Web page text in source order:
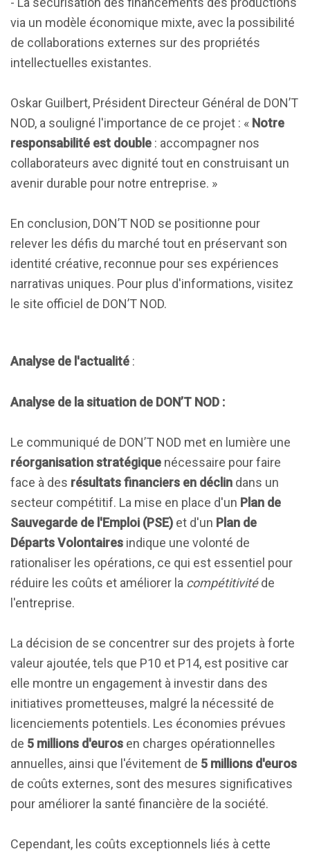
via un modèle économique mixte, avec la possibilité
de collaborations externes sur des propriétés
intellectuelles existantes.
Oskar Guilbert, Président Directeur Général de DON’T
NOD, a souligné l'importance de ce projet : « Notre
responsabilité est double : accompagner nos
collaborateurs avec dignité tout en construisant un
avenir durable pour notre entreprise. »
En conclusion, DON’T NOD se positionne pour
relever les défis du marché tout en préservant son
identité créative, reconnue pour ses expériences
narrativas uniques. Pour plus d'informations, visitez
le site officiel de DON’T NOD.
Analyse de l'actualité :
Analyse de la situation de DON’T NOD :
Le communiqué de DON’T NOD met en lumière une
réorganisation stratégique nécessaire pour faire
face à des résultats financiers en déclin dans un
secteur compétitif. La mise en place d'un Plan de
Sauvegarde de l'Emploi (PSE) et d'un Plan de
Départs Volontaires indique une volonté de
rationaliser les opérations, ce qui est essentiel pour
réduire les coûts et améliorer la compétitivitéde
l'entreprise.
La décision de se concentrer sur des projets à forte
valeur ajoutée, tels que P10 et P14, est positive car
elle montre un engagement à investir dans des
initiatives prometteuses, malgré la nécessité de
licenciements potentiels. Les économies prévues
de 5 millions d'euros en charges opérationnelles
annuelles, ainsi que l'évitement de 5 millions d'euros
de coûts externes, sont des mesures significatives
pour améliorer la santé financière de la société.
Cependant, les coûts exceptionnels liés à cette